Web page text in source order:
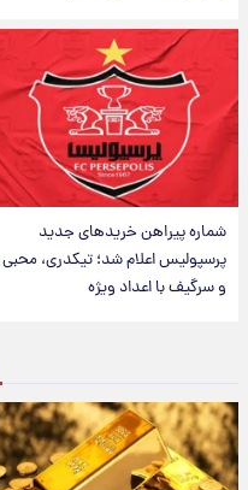
شماره پیراهن خریدهای جدید
پرسپولیس اعلام شد؛ تیکدری، محبی
و سرگیف با اعداد ویژه